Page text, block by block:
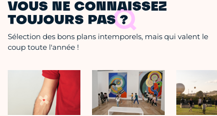
VOUS NE CONNAISSEZ
TOUJOURS PAS ?
Sélection des bons plans intemporels, mais qui valent le
coup toute l'année !